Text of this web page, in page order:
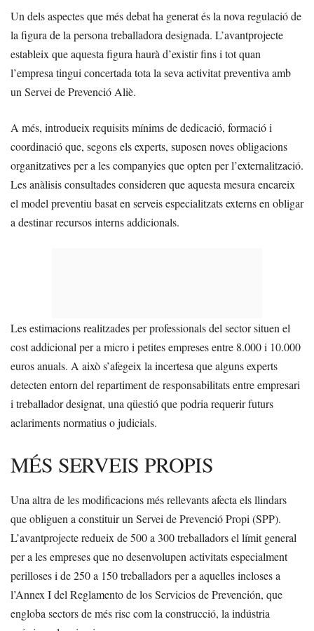
Un dels aspectes que més debat ha generat és la nova regulació de
la figura de la persona treballadora designada. L’avantprojecte
estableix que aquesta figura haurà d’existir fins i tot quan
l’empresa tingui concertada tota la seva activitat preventiva amb
un Servei de Prevenció Aliè.
A més, introdueix requisits mínims de dedicació, formació i
coordinació que, segons els experts, suposen noves obligacions
organitzatives per a les companyies que opten per l’externalització.
Les anàlisis consultades consideren que aquesta mesura encareix
el model preventiu basat en serveis especialitzats externs en obligar
a destinar recursos interns addicionals.
Les estimacions realitzades per professionals del sector situen el
cost addicional per a micro i petites empreses entre 8.000 i 10.000
euros anuals. A això s’afegeix la incertesa que alguns experts
detecten entorn del repartiment de responsabilitats entre empresari
i treballador designat, una qüestió que podria requerir futurs
aclariments normatius o judicials.
MÉS SERVEIS PROPIS
Una altra de les modificacions més rellevants afecta els llindars
que obliguen a constituir un Servei de Prevenció Propi (SPP).
L’avantprojecte redueix de 500 a 300 treballadors el límit general
per a les empreses que no desenvolupen activitats especialment
perilloses i de 250 a 150 treballadors per a aquelles incloses a
l’Annex I del Reglamento de los Servicios de Prevención, que
engloba sectors de més risc com la construcció, la indústria